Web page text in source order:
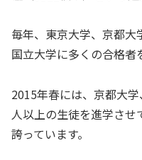
毎年、東京大学、京都
国立大学に多くの合格者
2015年春には、京都大
人以上の生徒を進学させ
誇っています。